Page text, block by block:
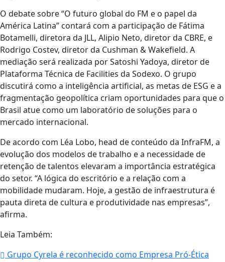
O debate sobre “O futuro global do FM e o papel da
América Latina” contará com a participação de Fátima
Botamelli, diretora da JLL, Alipio Neto, diretor da CBRE, e
Rodrigo Costev, diretor da Cushman & Wakefield. A
mediação será realizada por Satoshi Yadoya, diretor de
Plataforma Técnica de Facilities da Sodexo. O grupo
discutirá como a inteligência artificial, as metas de ESG e a
fragmentação geopolítica criam oportunidades para que o
Brasil atue como um laboratório de soluções para o
mercado internacional.
De acordo com Léa Lobo, head de conteúdo da InfraFM, a
evolução dos modelos de trabalho e a necessidade de
retenção de talentos elevaram a importância estratégica
do setor. “A lógica do escritório e a relação com a
mobilidade mudaram. Hoje, a gestão de infraestrutura é
pauta direta de cultura e produtividade nas empresas”,
afirma.
Leia Também:
Grupo Cyrela é reconhecido como Empresa Pró-Ética